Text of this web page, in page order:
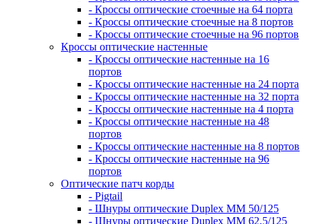
- Кроссы оптические стоечные на 64 порта
- Кроссы оптические стоечные на 8 портов
- Кроссы оптические стоечные на 96 портов
Кроссы оптические настенные
- Кроссы оптические настенные на 16
портов
- Кроссы оптические настенные на 24 порта
- Кроссы оптические настенные на 32 порта
- Кроссы оптические настенные на 4 порта
- Кроссы оптические настенные на 48
портов
- Кроссы оптические настенные на 8 портов
- Кроссы оптические настенные на 96
портов
Оптические патч корды
- Pigtail
- Шнуры оптические Duplex MM 50/125
- Шнуры оптические Duplex MM 62,5/125